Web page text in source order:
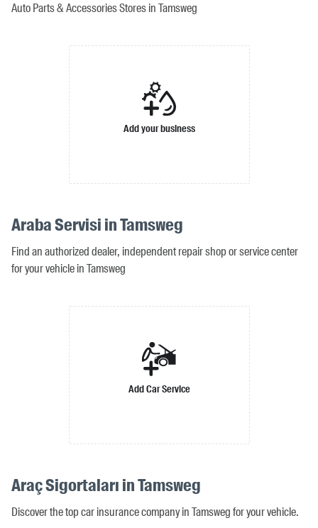
Auto Parts & Accessories Stores in Tamsweg
Add your business
Araba Servisi in Tamsweg
Find an authorized dealer, independent repair shop or service center
for your vehicle in Tamsweg
Add Car Service
Araç Sigortaları in Tamsweg
Discover the top car insurance company in Tamsweg for your vehicle.